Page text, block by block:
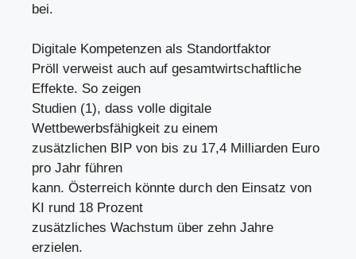
bei.
Digitale Kompetenzen als Standortfaktor
Pröll verweist auch auf gesamtwirtschaftliche
Effekte. So zeigen
Studien (1), dass volle digitale
Wettbewerbsfähigkeit zu einem
zusätzlichen BIP von bis zu 17,4 Milliarden Euro
pro Jahr führen
kann. Österreich könnte durch den Einsatz von
KI rund 18 Prozent
zusätzliches Wachstum über zehn Jahre
erzielen.